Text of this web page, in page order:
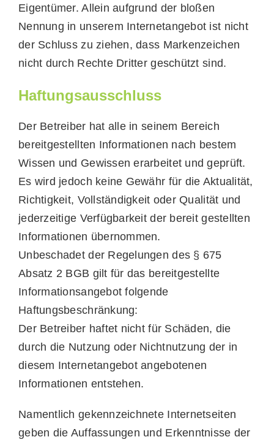
Eigentümer. Allein aufgrund der bloßen
Nennung in unserem Internetangebot ist nicht
der Schluss zu ziehen, dass Markenzeichen
nicht durch Rechte Dritter geschützt sind.
Haftungsausschluss
Der Betreiber hat alle in seinem Bereich
bereitgestellten Informationen nach bestem
Wissen und Gewissen erarbeitet und geprüft.
Es wird jedoch keine Gewähr für die Aktualität,
Richtigkeit, Vollständigkeit oder Qualität und
jederzeitige Verfügbarkeit der bereit gestellten
Informationen übernommen.
Unbeschadet der Regelungen des § 675
Absatz 2 BGB gilt für das bereitgestellte
Informationsangebot folgende
Haftungsbeschränkung:
Der Betreiber haftet nicht für Schäden, die
durch die Nutzung oder Nichtnutzung der in
diesem Internetangebot angebotenen
Informationen entstehen.
Namentlich gekennzeichnete Internetseiten
geben die Auffassungen und Erkenntnisse der